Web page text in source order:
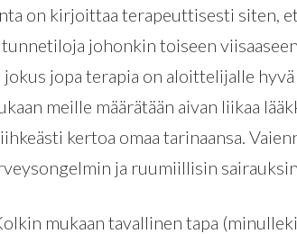
on kirjoittaa terapeuttisesti siten,
johonkin toiseen
jokus jopa terapia on aloittelijalle
meille määrätään aivan liikaa
kertoa omaa tarinaansa.
ja ruumiillisin
mukaan tavallinen tapa